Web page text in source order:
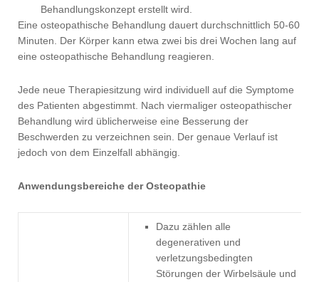
Behandlungskonzept erstellt wird.
Eine osteopathische Behandlung dauert durchschnittlich 50-60
Minuten. Der Körper kann etwa zwei bis drei Wochen lang auf
eine osteopathische Behandlung reagieren.
Jede neue Therapiesitzung wird individuell auf die Symptome
des Patienten abgestimmt. Nach viermaliger osteopathischer
Behandlung wird üblicherweise eine Besserung der
Beschwerden zu verzeichnen sein. Der genaue Verlauf ist
jedoch von dem Einzelfall abhängig.
Anwendungsbereiche der Osteopathie
Dazu zählen alle
degenerativen und
verletzungsbedingten
Störungen der Wirbelsäule und